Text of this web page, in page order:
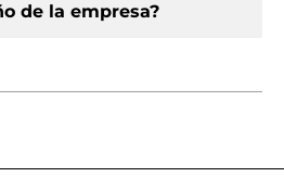
de la empresa?